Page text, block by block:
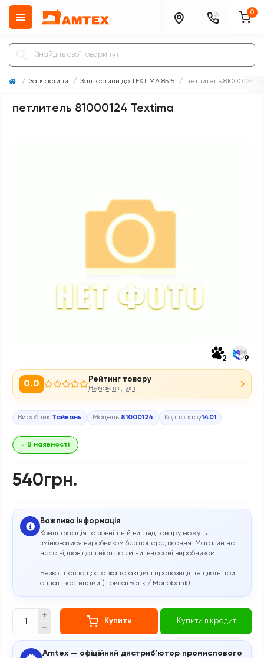
0
Запчастини Запчастини до TEXTIMA 8515 петлитель 81000124
петлитель 81000124 Textima
2 9
0.0 Рейтинг товару
Немає відгуків
Виробник:Тайвань Модель:81000124 Код товару1401
В наявності
540грн.
Важлива інформація
Комплектація та зовнішній вигляд товару можуть
змінюватися виробником без попередження. Магазин не
несе відповідальність за зміни, внесені виробником.
Безкоштовна доставка та акційні пропозиції не діють при
оплаті частинами (ПриватБанк / Monobank).
Купити Купити в кредит
Amtex — офіційний дистриб’ютор промислового